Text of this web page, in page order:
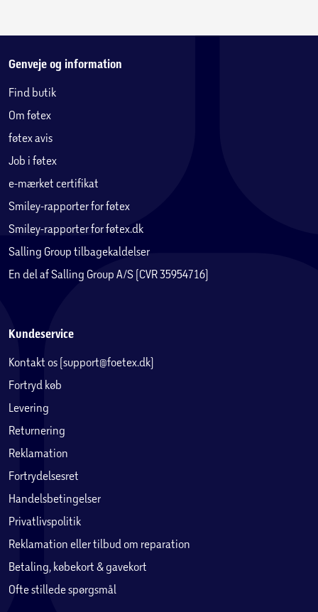
Genveje og information
Find butik
Om føtex
føtex avis
Job i føtex
e-mærket certifikat
Smiley-rapporter for føtex
Smiley-rapporter for føtex.dk
Salling Group tilbagekaldelser
En del af Salling Group A/S (CVR 35954716)
Kundeservice
Kontakt os (support@foetex.dk)
Fortryd køb
Levering
Returnering
Reklamation
Fortrydelsesret
Handelsbetingelser
Privatlivspolitik
Reklamation eller tilbud om reparation
Betaling, købekort & gavekort
Ofte stillede spørgsmål